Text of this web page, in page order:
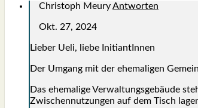
Christoph MeuryAntworten
Okt. 27, 2024
Lie­ber Ueli, lie­be Initi­an­tIn­nen
Der Umgang mit der ehe­ma­li­gen
Das ehe­ma­li­ge Ver­wal­tungs­ge­bäu­de
Zwi­schen­nut­zun­gen auf dem Tisch